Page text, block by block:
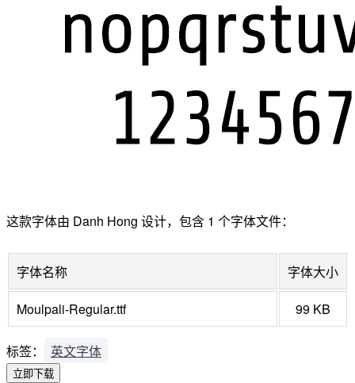
这款字体由 Danh Hong 设计，包含 1 个字体文件：
字体名称 字体大小
Moulpali-Regular.ttf 99 KB
标签： 英文字体
立即下载